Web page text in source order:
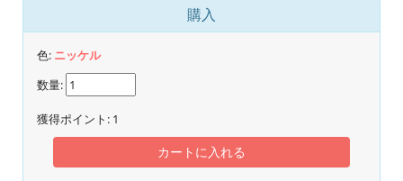
購入
色: ニッケル
数量:
獲得ポイント: 1
カートに入れる